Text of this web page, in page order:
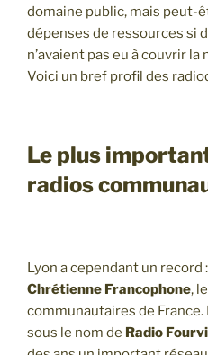
domaine public, mais peut-
dépenses de ressources si
n’avaient pas eu à couvrir la
Voici un bref profil des
Le plus
radios
Lyon a cependant un record
Chrétienne Francophone,
communautaires de France.
sous le nom de Radio